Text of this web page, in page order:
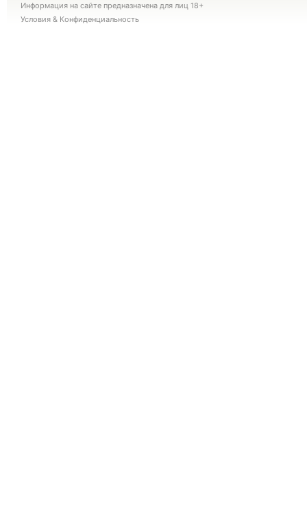
Информация на сайте предназначена для лиц 18+
Условия & Конфиденциальность